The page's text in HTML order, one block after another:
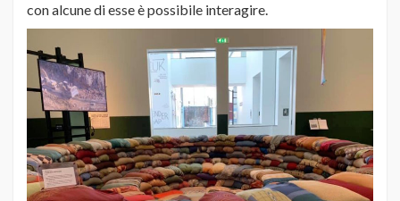
con alcune di esse è possibile interagire.